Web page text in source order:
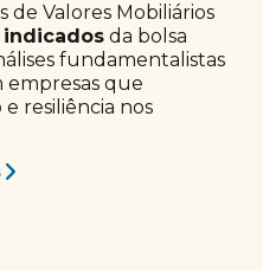
de Valores Mobiliários
indicados da bolsa
fundamentalistas
empresas que
resiliência nos